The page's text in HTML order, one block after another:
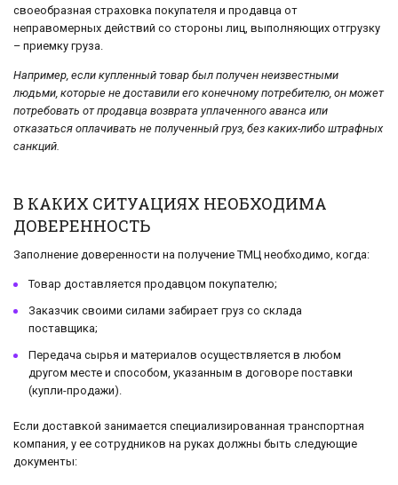
своеобразная страховка покупателя и продавца от
неправомерных действий со стороны лиц, выполняющих отгрузку
– приемку груза.
Например, если купленный товар был получен неизвестными
людьми, которые не доставили его конечному потребителю, он может
потребовать от продавца возврата уплаченного аванса или
отказаться оплачивать не полученный груз, без каких-либо штрафных
санкций.
В КАКИХ СИТУАЦИЯХ НЕОБХОДИМА
ДОВЕРЕННОСТЬ
Заполнение доверенности на получение ТМЦ необходимо, когда:
Товар доставляется продавцом покупателю;
Заказчик своими силами забирает груз со склада
поставщика;
Передача сырья и материалов осуществляется в любом
другом месте и способом, указанным в договоре поставки
(купли-продажи).
Если доставкой занимается специализированная транспортная
компания, у ее сотрудников на руках должны быть следующие
документы: